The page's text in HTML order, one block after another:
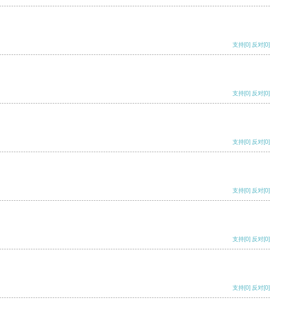
支持[0] 反对[0]
支持[0] 反对[0]
支持[0] 反对[0]
支持[0] 反对[0]
支持[0] 反对[0]
支持[0] 反对[0]